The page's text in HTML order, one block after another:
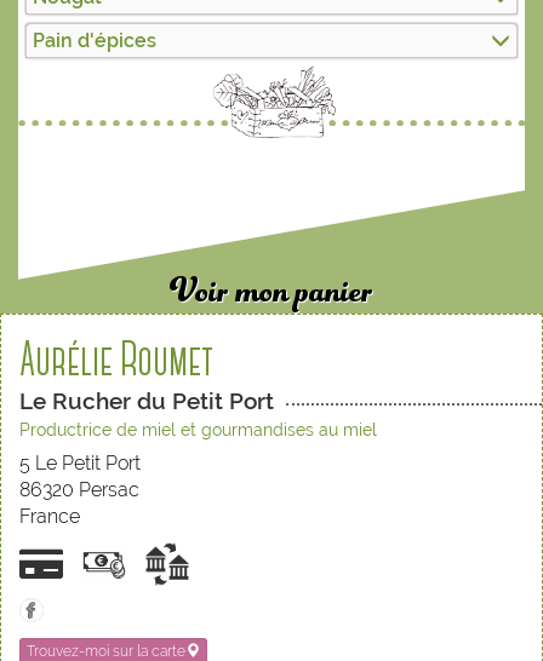
Aurélie Roumet
Le Rucher du Petit Port
Productrice de miel et gourmandises au miel
5 Le Petit Port
86320 Persac
France
Trouvez-moi sur la carte
Pain d'épices
Voir mon panier